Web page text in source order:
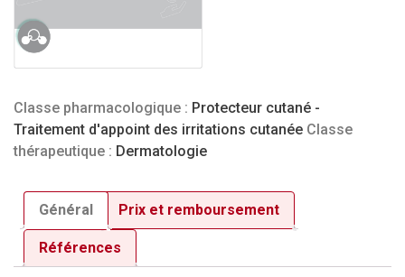
Classe pharmacologique : Protecteur cutané -
Traitement d'appoint des irritations cutanée Classe
thérapeutique : Dermatologie
Général Prix et remboursement
Références